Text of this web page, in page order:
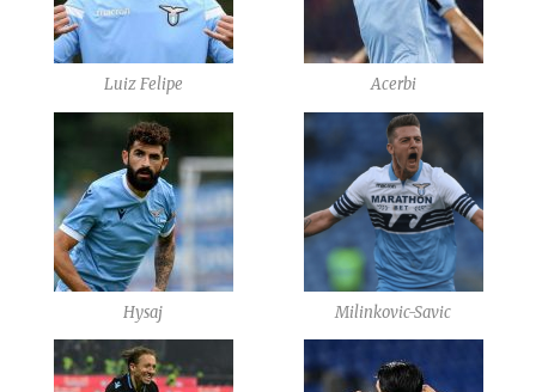
Luiz Felipe Acerbi
Hysaj Milinkovic-Savic